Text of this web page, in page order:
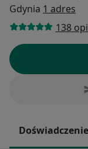
Gdynia 1 adres
138
Doświadczenie